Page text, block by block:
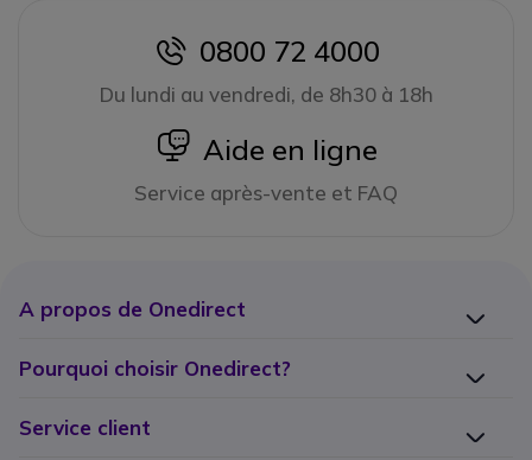
icon
0800 72 4000
Du lundi au vendredi, de 8h30 à 18h
icon
Aide en ligne
Service après-vente et FAQ
A propos de Onedirect
Pourquoi choisir Onedirect?
Service client